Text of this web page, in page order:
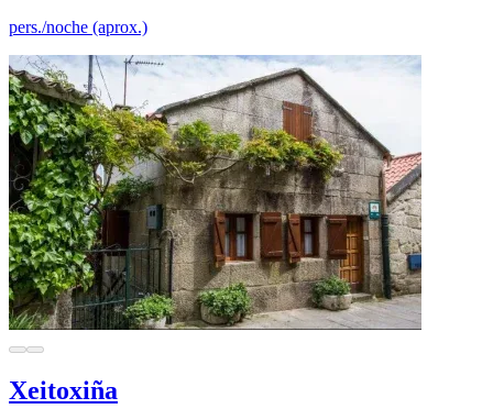
pers./noche (aprox.)
Xeitoxiña